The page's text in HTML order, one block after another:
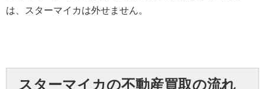
は、スターマイカは外せません。
スターマイカの不動産買取の流れ